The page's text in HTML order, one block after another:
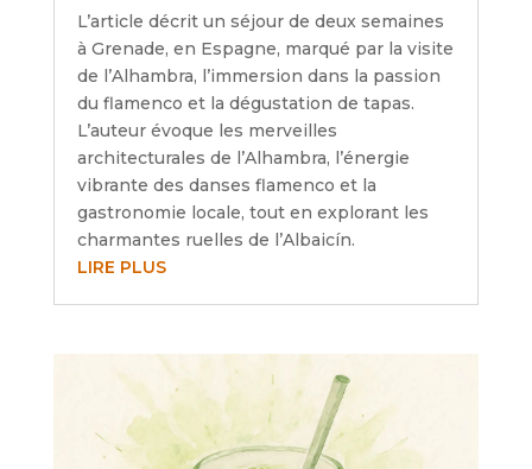
L’article décrit un séjour de deux semaines
à Grenade, en Espagne, marqué par la visite
de l’Alhambra, l’immersion dans la passion
du flamenco et la dégustation de tapas.
L’auteur évoque les merveilles
architecturales de l’Alhambra, l’énergie
vibrante des danses flamenco et la
gastronomie locale, tout en explorant les
charmantes ruelles de l’Albaicín.
LIRE PLUS